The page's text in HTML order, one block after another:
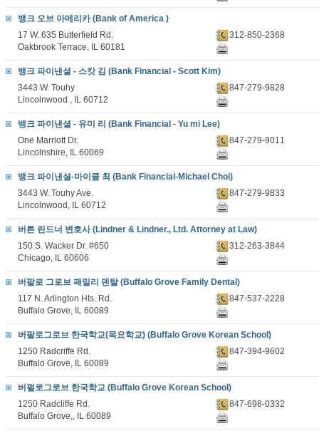
뱅크 오브 아메리카 (Bank of America )
17 W. 635 Butterfield Rd.
Oakbrook Terrace, IL 60181
312-850-2368
뱅크 파이낸셜 - 스캇 김 (Bank Financial - Scott Kim)
3443 W. Touhy
Lincolnwood , IL 60712
847-279-9828
뱅크 파이낸셜 - 유미 리 (Bank Financial - Yu mi Lee)
One Marriott Dr.
Lincolnshire, IL 60069
847-279-9011
뱅크 파이낸셜-마이클 최 (Bank Financial-Michael Choi)
3443 W. Touhy Ave.
Lincolnwood, IL 60712
847-279-9833
버튼 린드너 변호사 (Lindner & Lindner., Ltd. Attorney at Law)
150 S. Wacker Dr. #650
Chicago, IL 60606
312-263-3844
버팔로 그로브 패밀리 덴탈 (Buffalo Grove Family Dental)
117 N. Arlington Hts. Rd.
Buffalo Grove, IL 60089
847-537-2228
버팔로그로브 한국학교(목요학교) (Buffalo Grove Korean School)
1250 Radcriffe Rd.
Buffalo Grove, IL 60089
847-394-9602
버펄로그로브 한국학교 (Buffalo Grove Korean School)
1250 Radcliffe Rd.
Buffalo Grove,, IL 60089
847-698-0332